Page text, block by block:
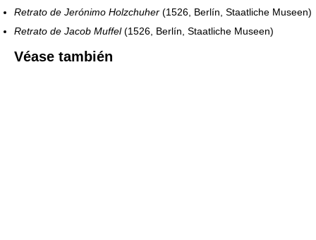
Retrato de Jerónimo Holzchuher (1526, Berlín, Staatliche Museen)
Retrato de Jacob Muffel(1526, Berlín, Staatliche Museen)
Véase también